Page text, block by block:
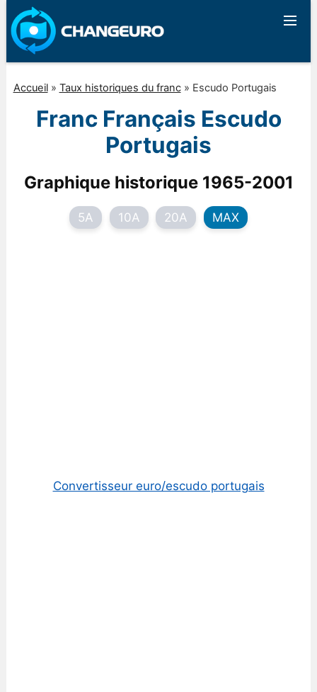
Accueil» Taux historiques du franc» Escudo Portugais
Franc Français Escudo
Portugais
Graphique historique 1965-2001
5A 10A 20A MAX
Convertisseur euro/escudo portugais